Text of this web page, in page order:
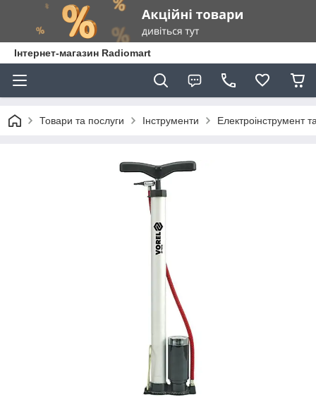
Інтернет-магазин Radiomart
Товари та послуги Інструменти Електроінструмент